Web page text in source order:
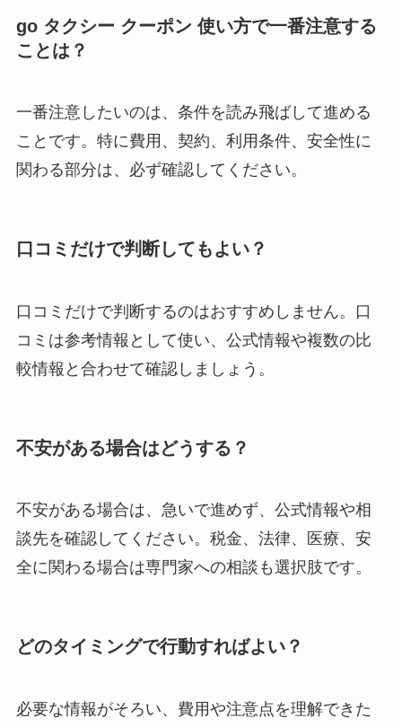
go タクシー クーポン 使い方で一番注意する
ことは？
一番注意したいのは、条件を読み飛ばして進める
ことです。特に費用、契約、利用条件、安全性に
関わる部分は、必ず確認してください。
口コミだけで判断してもよい？
口コミだけで判断するのはおすすめしません。口
コミは参考情報として使い、公式情報や複数の比
較情報と合わせて確認しましょう。
不安がある場合はどうする？
不安がある場合は、急いで進めず、公式情報や相
談先を確認してください。税金、法律、医療、安
全に関わる場合は専門家への相談も選択肢です。
どのタイミングで行動すればよい？
必要な情報がそろい、費用や注意点を理解できた